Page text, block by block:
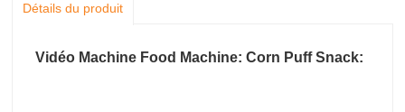
Détails du produit
Vidéo Machine Food Machine: Corn Puff Snack: